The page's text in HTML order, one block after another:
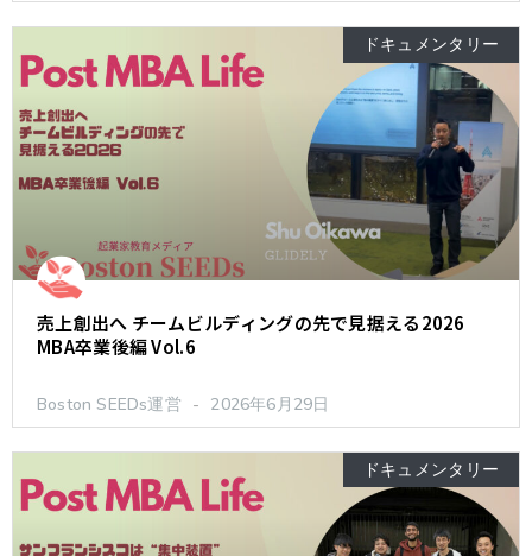
ドキュメンタリー
売上創出へ チームビルディングの先で見据える2026
MBA卒業後編 Vol.6
Boston SEEDs運営 2026年6月29日
ドキュメンタリー